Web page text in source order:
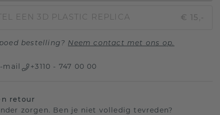
EEN 3D PLASTIC REPLICA € 15,-
bestelling? Neem contact met ons op.
mail +3110 - 747 00 00
retour
zorgen. Ben je niet volledig tevreden?